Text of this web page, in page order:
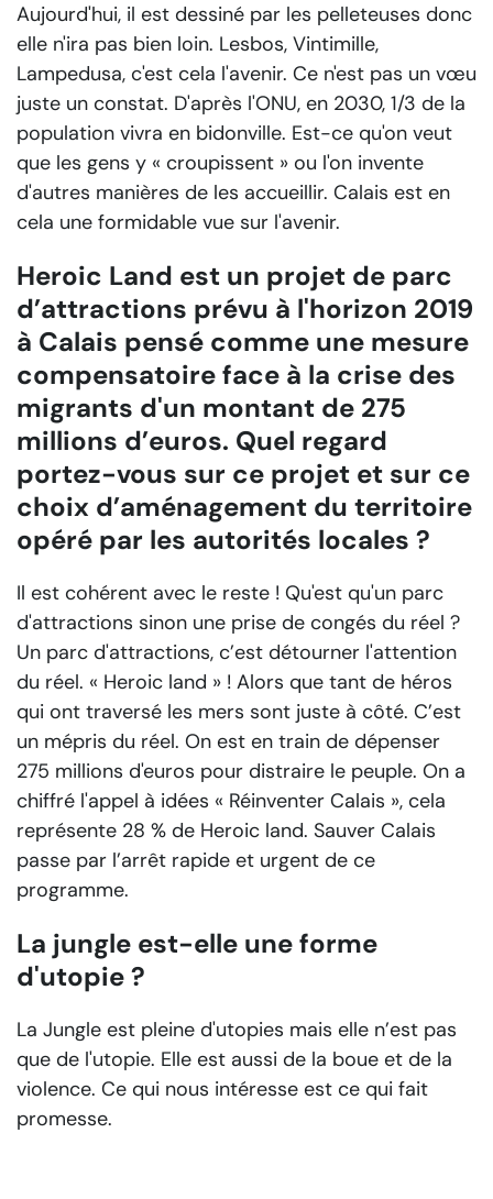
Aujourd'hui, il est dessiné par les pelleteuses donc
elle n'ira pas bien loin. Lesbos, Vintimille,
Lampedusa, c'est cela l'avenir. Ce n'est pas un vœu
juste un constat. D'après l'ONU, en 2030, 1/3 de la
population vivra en bidonville. Est-ce qu'on veut
que les gens y « croupissent » ou l'on invente
d'autres manières de les accueillir. Calais est en
cela une formidable vue sur l'avenir.
Heroic Land est un projet de parc
d’attractions prévu à l'horizon 2019
à Calais pensé comme une mesure
compensatoire face à la crise des
migrants d'un montant de 275
millions d’euros. Quel regard
portez-vous sur ce projet et sur ce
choix d’aménagement du territoire
opéré par les autorités locales ?
Il est cohérent avec le reste ! Qu'est qu'un parc
d'attractions sinon une prise de congés du réel ?
Un parc d'attractions, c’est détourner l'attention
du réel. « Heroic land » ! Alors que tant de héros
qui ont traversé les mers sont juste à côté. C’est
un mépris du réel. On est en train de dépenser
275 millions d'euros pour distraire le peuple. On a
chiffré l'appel à idées « Réinventer Calais », cela
représente 28 % de Heroic land. Sauver Calais
passe par l’arrêt rapide et urgent de ce
programme.
La jungle est-elle une forme
d'utopie ?
La Jungle est pleine d'utopies mais elle n’est pas
que de l'utopie. Elle est aussi de la boue et de la
violence. Ce qui nous intéresse est ce qui fait
promesse.